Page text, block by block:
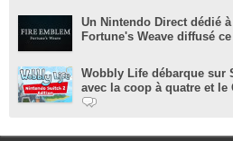
Un Nintendo Direct dédié
Fortune's Weave diffusé
Wobbly Life débarque sur
avec la coop à quatre et le